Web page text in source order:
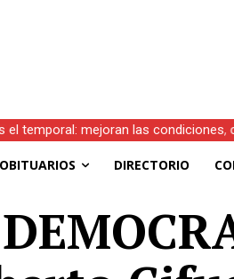
el temporal: mejoran las
OBITUARIOS DIRECTORIO